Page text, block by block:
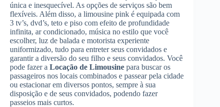
única e inesquecível. As opções de serviços são bem
flexíveis. Além disso, a limousine pink é equipada com
3 tv’s, dvd’s, teto e piso com efeito de profundidade
infinita, ar condicionado, música no estilo que você
escolher, luz de balada e motorista experiente
uniformizado, tudo para entreter seus convidados e
garantir a diversão do seu filho e seus convidados. Você
pode fazer a Locação de Limousine para buscar os
passageiros nos locais combinados e passear pela cidade
ou estacionar em diversos pontos, sempre à sua
disposição e de seus convidados, podendo fazer
passeios mais curtos.